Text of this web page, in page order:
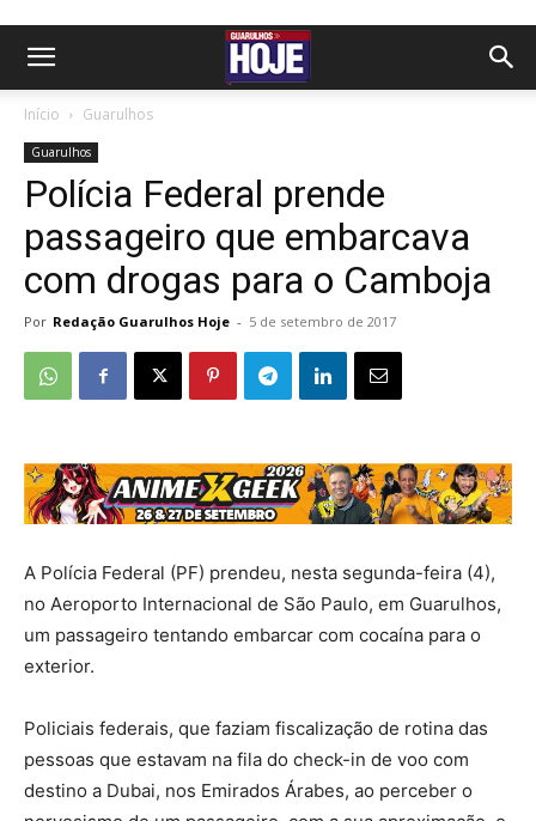
Início Guarulhos
Guarulhos
Polícia Federal prende
passageiro que embarcava
com drogas para o Camboja
Por Redação Guarulhos Hoje - 5 de setembro de 2017
A Polícia Federal (PF) prendeu, nesta segunda-feira (4),
no Aeroporto Internacional de São Paulo, em Guarulhos,
um passageiro tentando embarcar com cocaína para o
exterior.
Policiais federais, que faziam fiscalização de rotina das
pessoas que estavam na fila do check-in de voo com
destino a Dubai, nos Emirados Árabes, ao perceber o